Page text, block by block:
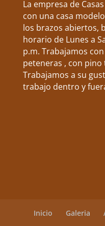
La empresa de
con una casa
los brazos abiertos,
horario de Lunes a
p.m. Trabajamos
peteneras , con
Trabajamos a su
trabajo dentro y
Inicio Galeria